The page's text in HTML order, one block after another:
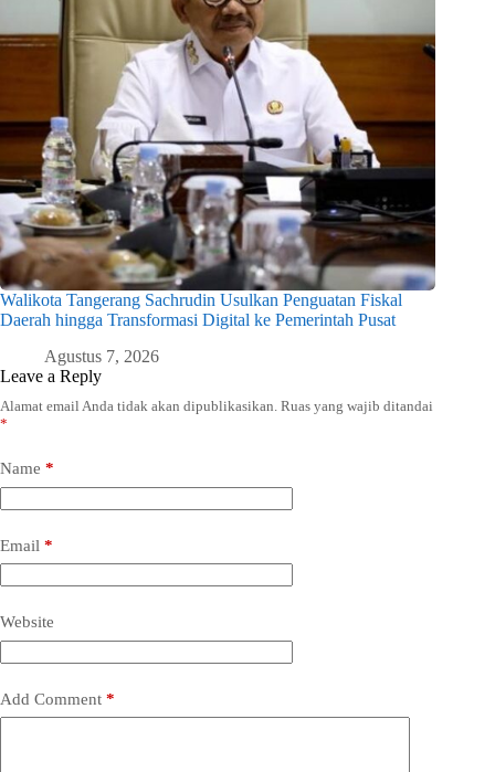
Walikota Tangerang Sachrudin Usulkan Penguatan Fiskal
Daerah hingga Transformasi Digital ke Pemerintah Pusat
Agustus 7, 2026
Leave a Reply
Alamat email Anda tidak akan dipublikasikan. Ruas yang wajib ditandai
*
Name *
Email *
Website
Add Comment *